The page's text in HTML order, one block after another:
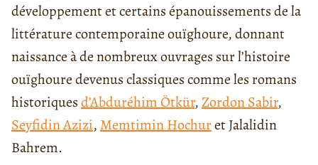
développement et certains épanouissements de la
littérature contemporaine ouïghoure, donnant
naissance à de nombreux ouvrages sur l’histoire
ouïghoure devenus classiques comme les romans
historiquesd’Abduréhim Ötkür,Zordon Sabir,
Seyfidin Azizi, Memtimin Hochuret Jalalidin
Bahrem.